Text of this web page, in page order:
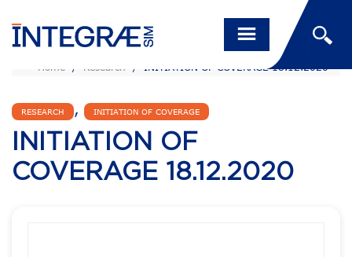
Home / Research / INITIATION OF COVERAGE 18.12.2020
RESEARCH , INITIATION OF COVERAGE
INITIATION OF
COVERAGE 18.12.2020